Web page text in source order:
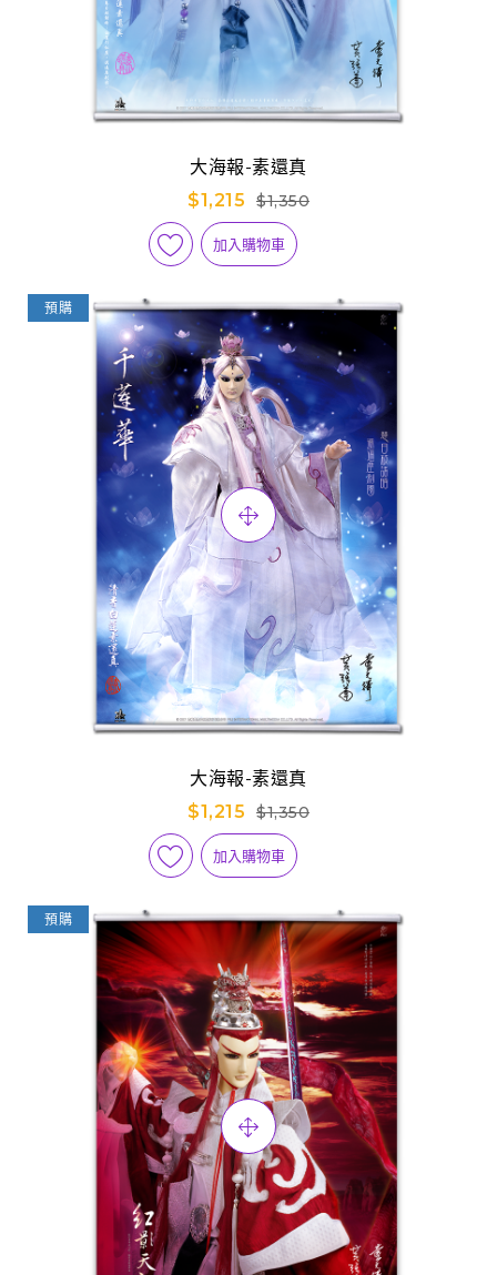
大海報-素還真
$1,215
$1,350
加入購物車
預購
大海報-素還真
$1,215
$1,350
加入購物車
預購